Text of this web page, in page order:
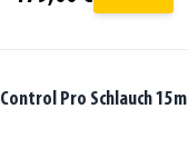
Control Pro Schlauch 15m